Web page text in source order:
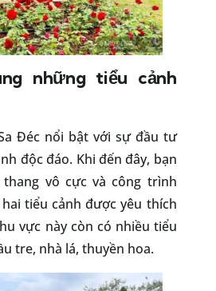
những tiểu cảnh
Đéc nổi bật với sự đầu tư
độc đáo. Khi đến đây, bạn
vô cực và công trình
tiểu cảnh được yêu thích
vực này còn có nhiều tiểu
tre, nhà lá, thuyền hoa.